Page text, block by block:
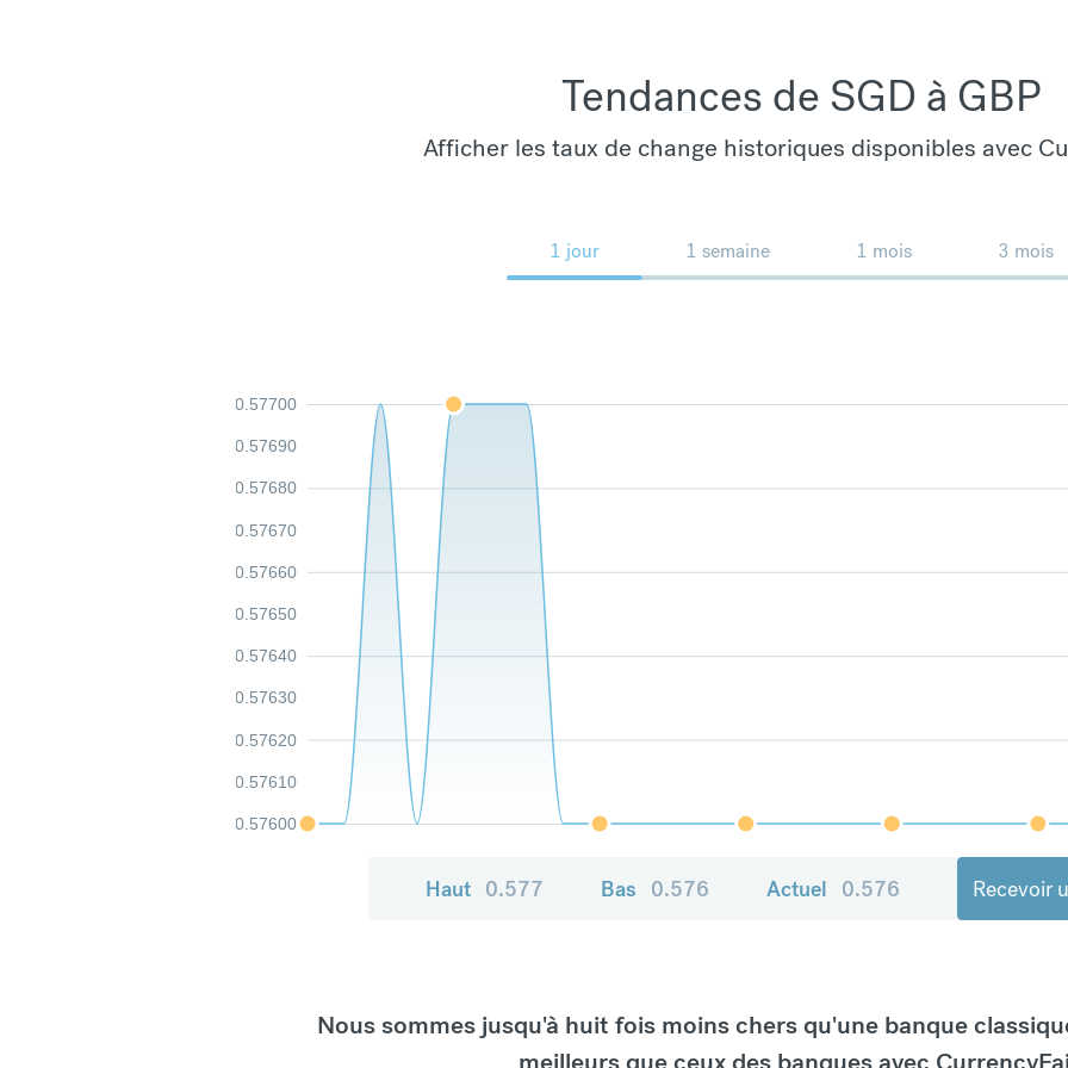
Tendances de SGD à GBP
Afficher les taux de change historiques disponibles avec
1 jour 1 semaine 1 mois 3 mois
0.57600
0.57610
0.57620
0.57630
0.57640
0.57650
0.57660
0.57670
0.57680
0.57690
0.57700
Haut 0.577 Bas 0.576 Actuel 0.576 Recevoir
Nous sommes jusqu'à huit fois moins chers qu'une banque
meilleurs que ceux des banques avec